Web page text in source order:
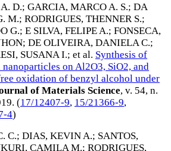
D.; GARCIA, MARCO A. S.; DA
M.; RODRIGUES, THENNER S.;
G.; E SILVA, FELIPE A.; FONSECA,
; DE OLIVEIRA, DANIELA C.;
SUSANA I.; et al. Synthesis of
on Al2O3, SiO2, and
oxidation of benzyl alcohol under
of Materials Science, v. 54, n.
. (17/12407-9, 15/21366-9,
4)
C.; DIAS, KEVIN A.; SANTOS,
CAMILA M.; RODRIGUES,